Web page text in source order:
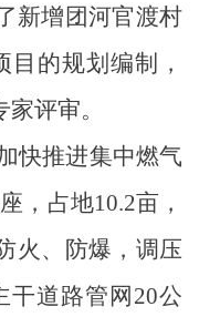
新增团河官渡村
的规划编制，
评审。
快推进集中燃气
，占地10.2亩，
火、防爆，调压
干道路管网 20公